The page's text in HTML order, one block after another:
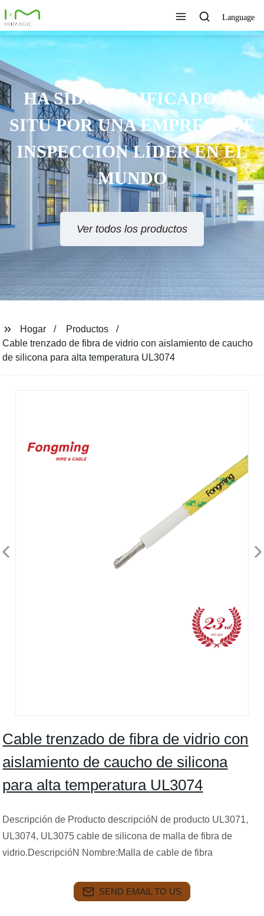
Language
HA SIDO VERIFICADO IN
SITU POR UNA EMPRESA DE
INSPECCIÓN LÍDER EN EL
MUNDO
Ver todos los productos
Hogar
Productos
Cable trenzado de fibra de vidrio con aislamiento de caucho
de silicona para alta temperatura UL3074
Cable trenzado de fibra de vidrio con
aislamiento de caucho de silicona
para alta temperatura UL3074
Descripción de Producto descripcióN de producto UL3071,
UL3074, UL3075 cable de silicona de malla de fibra de
vidrio.DescripcióN Nombre:Malla de cable de fibra
SEND EMAIL TO US